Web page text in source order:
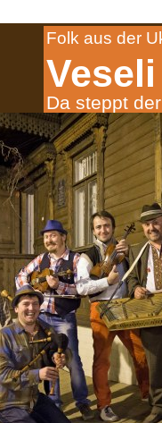
Folk aus der
Da steppt